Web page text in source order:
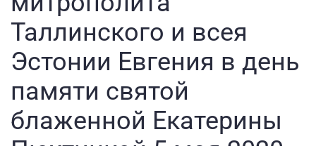
Таллинского и всея
Эстонии Евгения в день
памяти святой
блаженной Екатерины